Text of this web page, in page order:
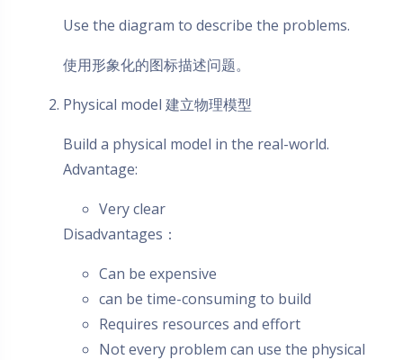
Use the diagram to describe the problems.
使用形象化的图标描述问题。
Physical model 建立物理模型
Build a physical model in the real-world.
Advantage:
Very clear
Disadvantages：
Can be expensive
can be time-consuming to build
Requires resources and effort
Not every problem can use the physical